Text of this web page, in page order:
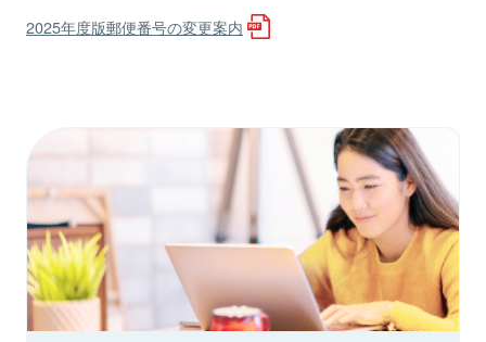
2025年度版郵便番号の変更案内